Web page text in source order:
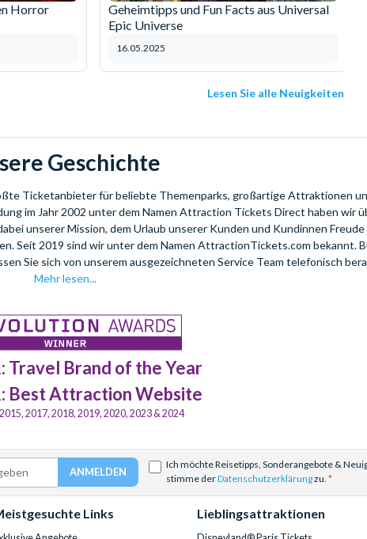
Horror
Geheimtipps und Fun Facts aus Universal
Epic Universe
16.05.2025
Lesen Sie alle Neuigkeiten
Geschichte
Ticketanbieter für beliebte Themenparks, großartige Attraktionen
im Jahr 2002 unter dem Namen Attraction Tickets Direct haben wir
unserer Mission, dem Urlaub unserer Kunden und Kundinnen Freude
Seit 2019 sind wir unter dem Namen AttractionTickets.com bekannt.
Sie sich von unserem ausgezeichneten Service Team telefonisch
Mehr lesen...
Travel Brand of the Year
Best Attraction Website
2017, 2018, 2019, 2020, 2023 & 2024
Ich möchte Reisetipps, Sonderangebote &
stimme derDatenschutzerklärungzu.
Links Lieblingsattraktionen